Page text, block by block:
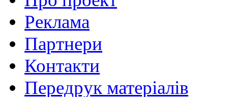
Реклама
Партнери
Контакти
Передрук матеріалів